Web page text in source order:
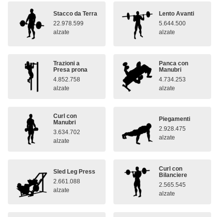
Stacco da Terra
22.978.599
alzate
Lento Avanti
5.644.500
alzate
Trazioni a
Presa prona
4.852.758
alzate
Panca con
Manubri
4.734.253
alzate
Curl con
Manubri
3.634.702
alzate
Piegamenti
2.928.475
alzate
Sled Leg Press
2.661.088
alzate
Curl con
Bilanciere
2.565.545
alzate